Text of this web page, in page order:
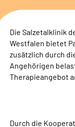
Service
Karriere
Sozialdienste &
Die Salzetalklinik
Westfalen bietet
zusätzlich durch
Angehörigen
Therapieangebot
Durch die